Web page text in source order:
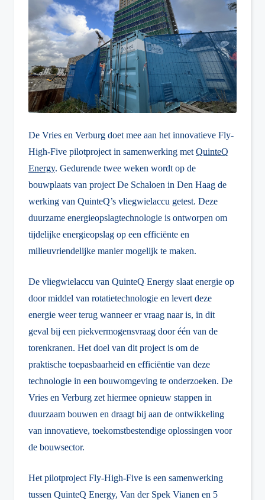
De Vries en Verburg doet mee aan het innovatieve Fly-
High-Five pilotproject in samenwerking met QuinteQ
Energy. Gedurende twee weken wordt op de
bouwplaats van project De Schaloen in Den Haag de
werking van QuinteQ’s vliegwielaccu getest. Deze
duurzame energieopslagtechnologie is ontworpen om
tijdelijke energieopslag op een efficiënte en
milieuvriendelijke manier mogelijk te maken.
De vliegwielaccu van QuinteQ Energy slaat energie op
door middel van rotatietechnologie en levert deze
energie weer terug wanneer er vraag naar is, in dit
geval bij een piekvermogensvraag door één van de
torenkranen. Het doel van dit project is om de
praktische toepasbaarheid en efficiëntie van deze
technologie in een bouwomgeving te onderzoeken. De
Vries en Verburg zet hiermee opnieuw stappen in
duurzaam bouwen en draagt bij aan de ontwikkeling
van innovatieve, toekomstbestendige oplossingen voor
de bouwsector.
Het pilotproject Fly-High-Five is een samenwerking
tussen QuinteQ Energy, Van der Spek Vianen en 5